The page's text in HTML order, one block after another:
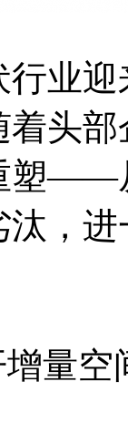
业
头
塑——
，
增量空